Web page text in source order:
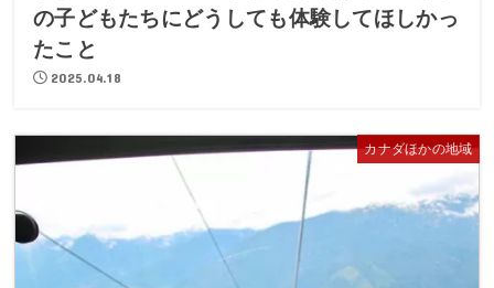
の子どもたちにどうしても体験してほしかっ
たこと
2025.04.18
カナダほかの地域